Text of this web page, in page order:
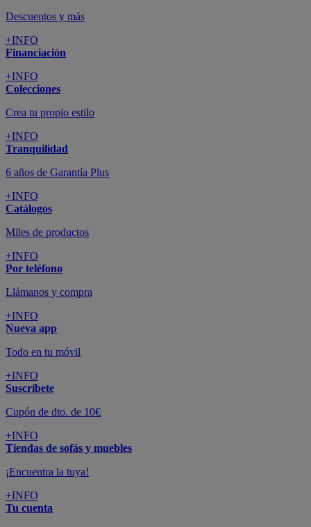
Descuentos y más
+INFO
Financiación
+INFO
Colecciones
Crea tu propio estilo
+INFO
Tranquilidad
6 años de Garantía Plus
+INFO
Catálogos
Miles de productos
+INFO
Por teléfono
Llámanos y compra
+INFO
Nueva app
Todo en tu móvil
+INFO
Suscríbete
Cupón de dto. de 10€
+INFO
Tiendas de sofás y muebles
¡Encuentra la tuya!
+INFO
Tu cuenta